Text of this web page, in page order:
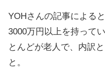
YOHさんの記事による
3000万円以上を持って
とんどが老人で、内訳
と。